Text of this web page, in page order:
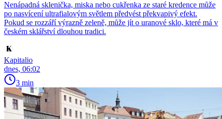
Nenápadná sklenička, miska nebo cukřenka ze staré kredence může
po nasvícení ultrafialovým světlem předvést překvapivý efekt.
Pokud se rozzáří výrazně zeleně, může jít o uranové sklo, které má v
českém sklářství dlouhou tradici.
Kapitalio
dnes, 06:02
3 min